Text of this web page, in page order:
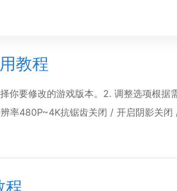
教程
你要修改的游戏版本。2. 调整选项根
率480P~4K抗锯齿关闭 / 开启阴影关
程